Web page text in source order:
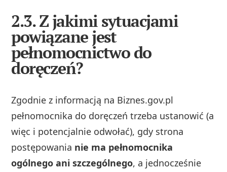
2.3. Z jakimi sytuacjami
powiązane jest
pełnomocnictwo do
doręczeń?
Zgodnie z informacją na Biznes.gov.pl
pełnomocnika do doręczeń trzeba ustanowić (a
więc i potencjalnie odwołać), gdy strona
postępowania nie ma pełnomocnika
ogólnego ani szczególnego, a jednocześnie